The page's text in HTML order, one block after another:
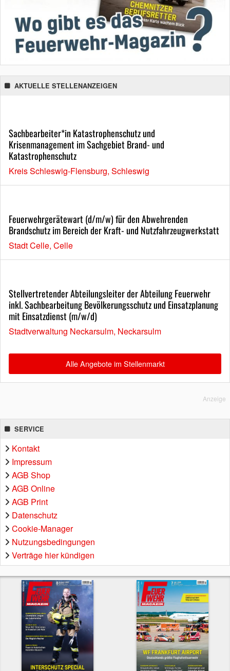
AKTUELLE STELLENANZEIGEN
Sachbearbeiter*in Katastrophenschutz und
Krisenmanagement im Sachgebiet Brand- und
Katastrophenschutz
Kreis Schleswig-Flensburg, Schleswig
Feuerwehrgerätewart (d/m/w) für den Abwehrenden
Brandschutz im Bereich der Kraft- und Nutzfahrzeugwerkstatt
Stadt Celle, Celle
Stellvertretender Abteilungsleiter der Abteilung Feuerwehr
inkl. Sachbearbeitung Bevölkerungsschutz und Einsatzplanung
mit Einsatzdienst (m/w/d)
Stadtverwaltung Neckarsulm, Neckarsulm
Alle Angebote im Stellenmarkt
Anzeige
SERVICE
Kontakt
Impressum
AGB Shop
AGB Online
AGB Print
Datenschutz
Cookie-Manager
Nutzungsbedingungen
Verträge hier kündigen